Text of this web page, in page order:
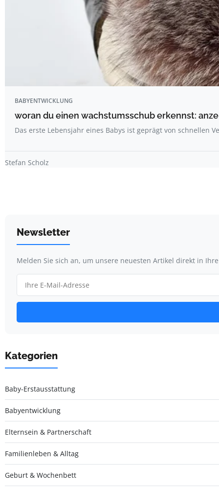
BABYENTWICKLUNG
woran du einen wachstumsschub erkennst:
Das erste Lebensjahr eines Babys ist geprägt von schnellen
Stefan Scholz
Newsletter
Melden Sie sich an, um unsere neuesten Artikel direkt in
Kategorien
Baby-Erstausstattung
Babyentwicklung
Elternsein & Partnerschaft
Familienleben & Alltag
Geburt & Wochenbett